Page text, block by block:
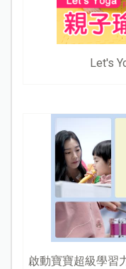
Let's
啟動寶寶超級學習